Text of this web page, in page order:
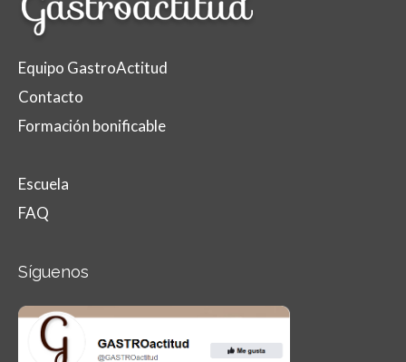
Equipo GastroActitud
Contacto
Formación bonificable
Escuela
FAQ
Síguenos